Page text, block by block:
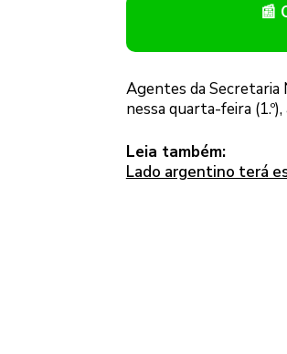
📰
Agentes da Secretaria
nessa quarta-feira
Leia também:
Lado argentino terá